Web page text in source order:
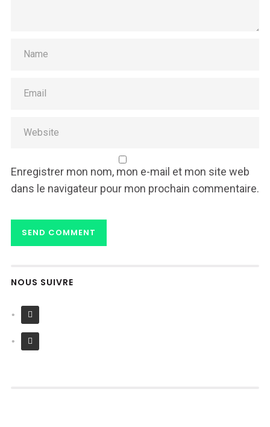
Enregistrer mon nom, mon e-mail et mon site web
dans le navigateur pour mon prochain commentaire.
NOUS SUIVRE